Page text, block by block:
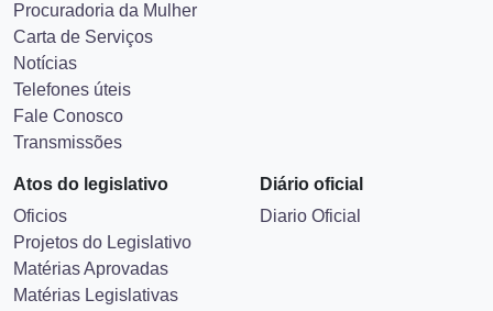
Procuradoria da Mulher
Carta de Serviços
Notícias
Telefones úteis
Fale Conosco
Transmissões
Atos do legislativo
Oficios
Projetos do Legislativo
Matérias Aprovadas
Matérias Legislativas
Diário oficial
Diario Oficial